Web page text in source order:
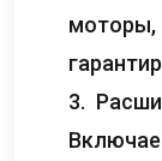
моторы,
3.